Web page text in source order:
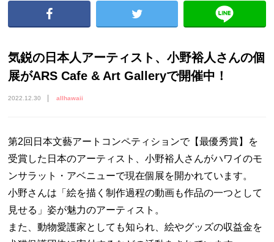
気鋭の日本人アーティスト、小野裕人さんの個
展がARS Cafe & Art Galleryで開催中！
2022.12.30 allhawaii
第2回日本文藝アートコンペティションで【最優秀賞】を
受賞した日本のアーティスト、小野裕人さんがハワイのモ
ンサラット・アベニューで現在個展を開かれています。
小野さんは「絵を描く制作過程の動画も作品の一つとして
見せる」姿が魅力のアーティスト。
また、動物愛護家としても知られ、絵やグッズの収益金を